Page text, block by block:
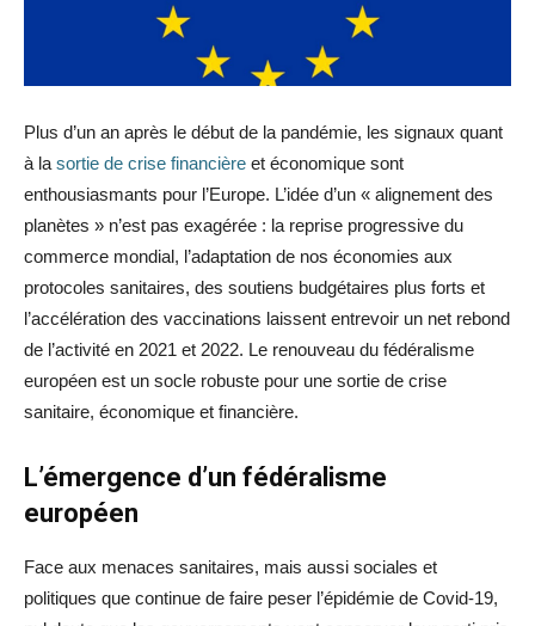
Plus d’un an après le début de la pandémie, les signaux quant
à la sortie de crise financière et économique sont
enthousiasmants pour l’Europe. L’idée d’un « alignement des
planètes » n’est pas exagérée : la reprise progressive du
commerce mondial, l’adaptation de nos économies aux
protocoles sanitaires, des soutiens budgétaires plus forts et
l’accélération des vaccinations laissent entrevoir un net rebond
de l’activité en 2021 et 2022. Le renouveau du fédéralisme
européen est un socle robuste pour une sortie de crise
sanitaire, économique et financière.
L’émergence d’un fédéralisme
européen
Face aux menaces sanitaires, mais aussi sociales et
politiques que continue de faire peser l’épidémie de Covid-19,